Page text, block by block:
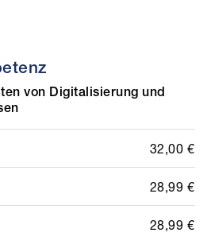
von Digitalisierung und
32,00 €
28,99 €
28,99 €